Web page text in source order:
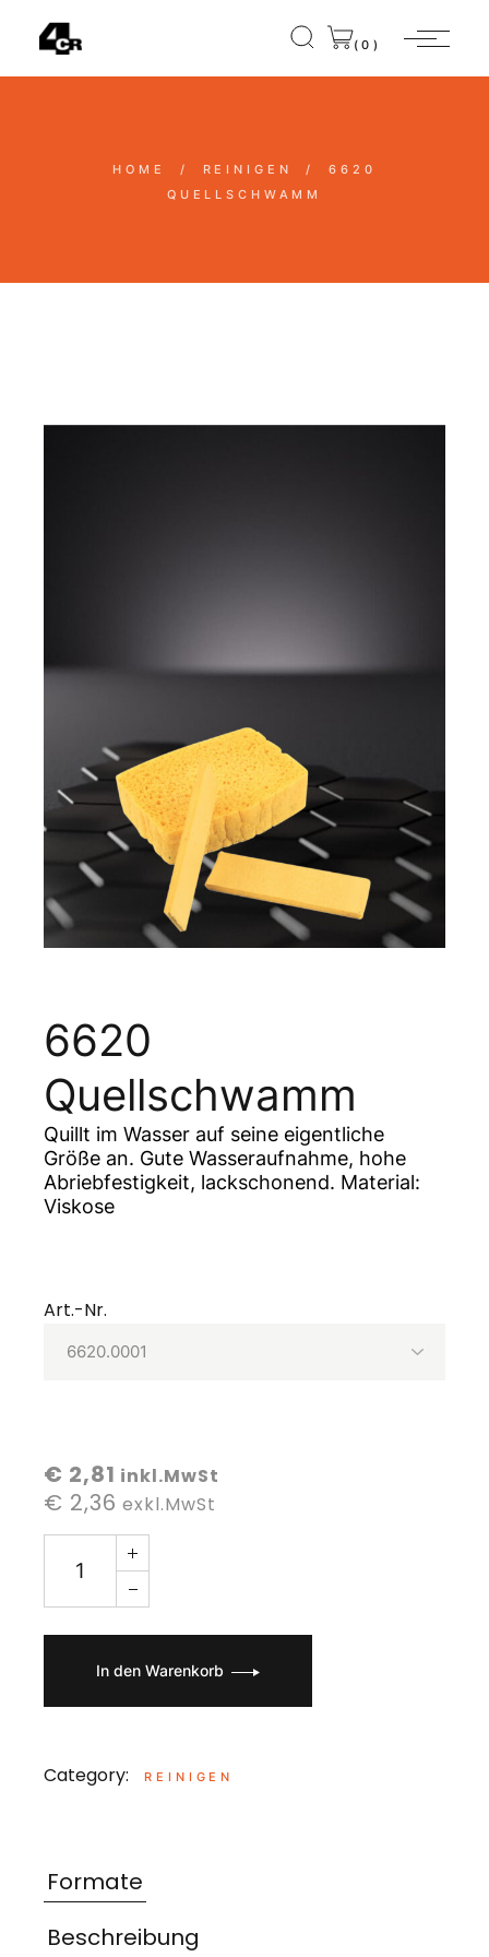
(0)
HOME REINIGEN
6620
QUELLSCHWAMM
6620
Quellschwamm
Quillt im Wasser auf seine eigentliche
Größe an. Gute Wasseraufnahme, hohe
Abriebfestigkeit, lackschonend. Material:
Viskose
Art.-Nr.
€ 2,81 inkl.MwSt
€ 2,36 exkl.MwSt
In den Warenkorb
Category: REINIGEN
Formate
Beschreibung